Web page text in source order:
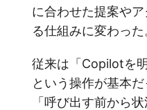
に合わせた提案や
る仕組みに変わった
従来は「Copilotを
という操作が基本
「呼び出す前から